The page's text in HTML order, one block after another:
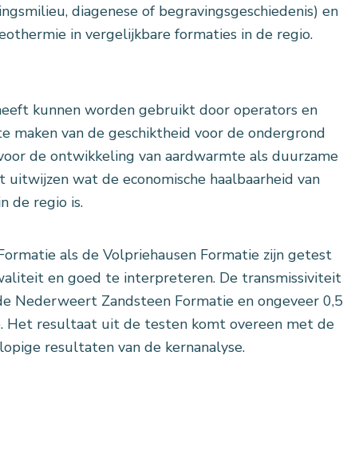
diagenese of begravingsgeschiedenis) en
in vergelijkbare formaties in de regio.
kunnen worden gebruikt door operators en
maken van de geschiktheid voor de ondergrond
de ontwikkeling van aardwarmte als duurzame
wat de economische haalbaarheid van
de regio is.
als de Volpriehausen Formatie zijn getest
en goed te interpreteren. De transmissiviteit
Nederweert Zandsteen Formatie en ongeveer 0,5
Het resultaat uit de testen komt overeen met de
resultaten van de kernanalyse.